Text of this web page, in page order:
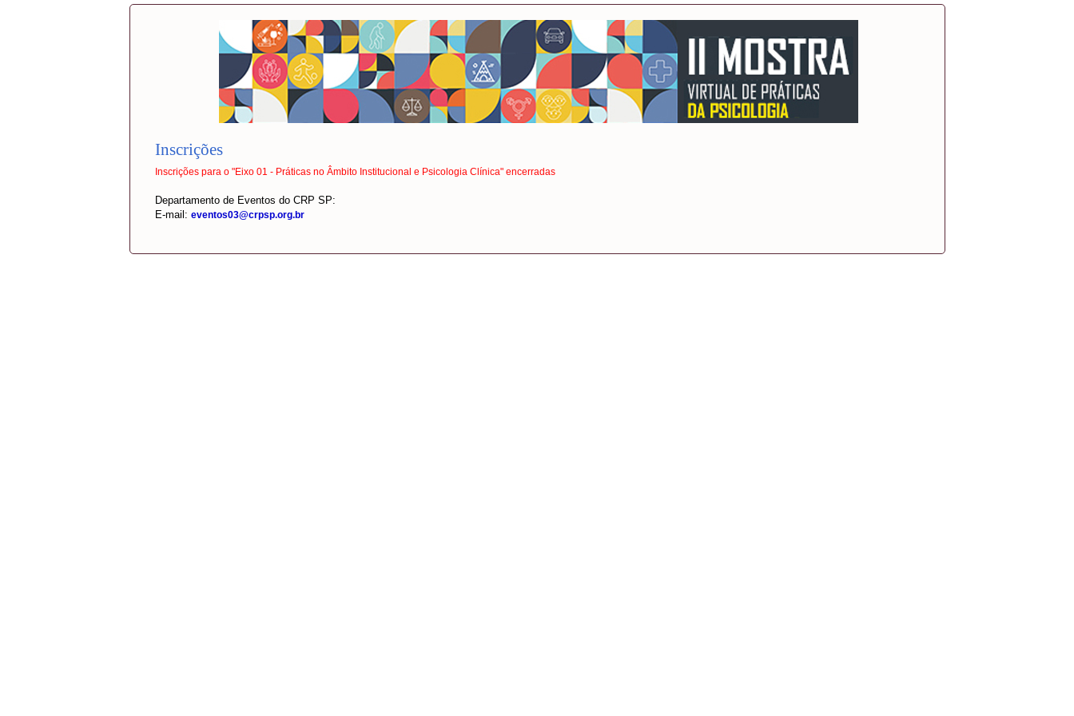
Inscrições
Inscrições para o "Eixo 01 - Práticas no Âmbito Institucional e Psicologia Clínica" encerradas
Departamento de Eventos do CRP SP:
E-mail: eventos03@crpsp.org.br